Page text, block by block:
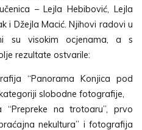
– Lejla Hebibović, Lejla
i Džejla Macić. Njihovi radovi u
su visokim ocjenama, a s
rezultate ostvarile:
“Panorama Konjica pod
slobodne fotografije,
na trotoaru”, prvo
nekultura” i fotografija